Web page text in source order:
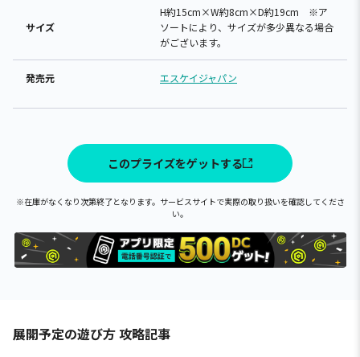
サイズ
H約15cm×W約8cm×D約19cm ※ア
ソートにより、サイズが多少異なる場合
がございます。
発売元 エスケイジャパン
このプライズをゲットする
※在庫がなくなり次第終了となります。サービスサイトで実際の取り扱いを確認してくださ
い。
展開予定の遊び方 攻略記事